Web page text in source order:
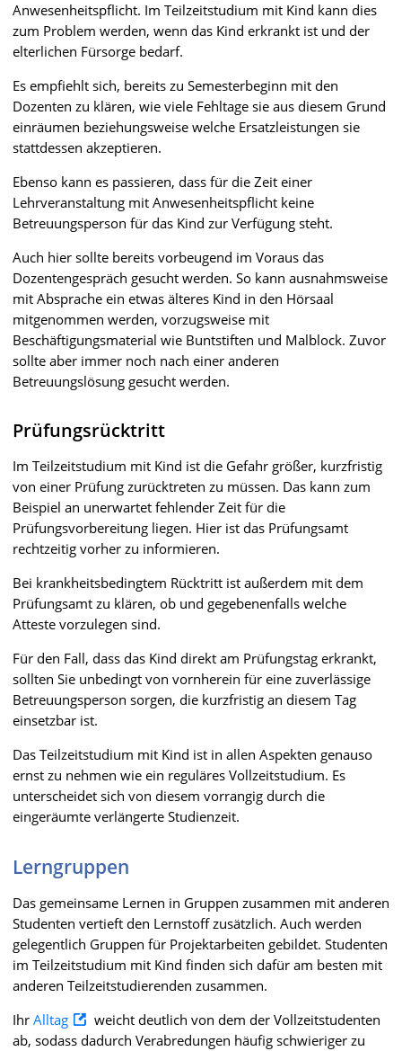
Anwesenheitspflicht. Im Teilzeitstudium mit Kind kann dies
zum Problem werden, wenn das Kind erkrankt ist und der
elterlichen Fürsorge bedarf.
Es empfiehlt sich, bereits zu Semesterbeginn mit den
Dozenten zu klären, wie viele Fehltage sie aus diesem Grund
einräumen beziehungsweise welche Ersatzleistungen sie
stattdessen akzeptieren.
Ebenso kann es passieren, dass für die Zeit einer
Lehrveranstaltung mit Anwesenheitspflicht keine
Betreuungsperson für das Kind zur Verfügung steht.
Auch hier sollte bereits vorbeugend im Voraus das
Dozentengespräch gesucht werden. So kann ausnahmsweise
mit Absprache ein etwas älteres Kind in den Hörsaal
mitgenommen werden, vorzugsweise mit
Beschäftigungsmaterial wie Buntstiften und Malblock. Zuvor
sollte aber immer noch nach einer anderen
Betreuungslösung gesucht werden.
Prüfungsrücktritt
Im Teilzeitstudium mit Kind ist die Gefahr größer, kurzfristig
von einer Prüfung zurücktreten zu müssen. Das kann zum
Beispiel an unerwartet fehlender Zeit für die
Prüfungsvorbereitung liegen. Hier ist das Prüfungsamt
rechtzeitig vorher zu informieren.
Bei krankheitsbedingtem Rücktritt ist außerdem mit dem
Prüfungsamt zu klären, ob und gegebenenfalls welche
Atteste vorzulegen sind.
Für den Fall, dass das Kind direkt am Prüfungstag erkrankt,
sollten Sie unbedingt von vornherein für eine zuverlässige
Betreuungsperson sorgen, die kurzfristig an diesem Tag
einsetzbar ist.
Das Teilzeitstudium mit Kind ist in allen Aspekten genauso
ernst zu nehmen wie ein reguläres Vollzeitstudium. Es
unterscheidet sich von diesem vorrangig durch die
eingeräumte verlängerte Studienzeit.
Lerngruppen
Das gemeinsame Lernen in Gruppen zusammen mit anderen
Studenten vertieft den Lernstoff zusätzlich. Auch werden
gelegentlich Gruppen für Projektarbeiten gebildet. Studenten
im Teilzeitstudium mit Kind finden sich dafür am besten mit
anderen Teilzeitstudierenden zusammen.
Ihr Alltag
weicht deutlich von dem der Vollzeitstudenten
ab, sodass dadurch Verabredungen häufig schwieriger zu